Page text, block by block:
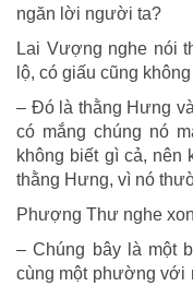
ngăn lời người ta?
Lai Vượng nghe nói
lộ, có giấu cũng
– Đó là thằng Hưng
có mắng chúng nó
không biết gì cả, nên
thằng Hưng, vì nó
Phượng Thư nghe
– Chúng bây là một
cùng một phường với